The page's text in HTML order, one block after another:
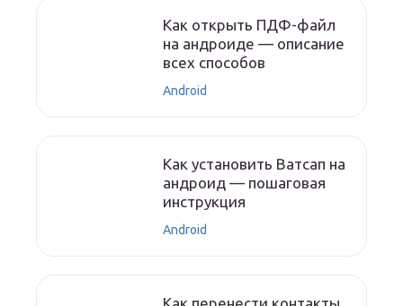
Как открыть ПДФ-файл
на андроиде — описание
всех способов
Android
Как установить Ватсап на
андроид — пошаговая
инструкция
Android